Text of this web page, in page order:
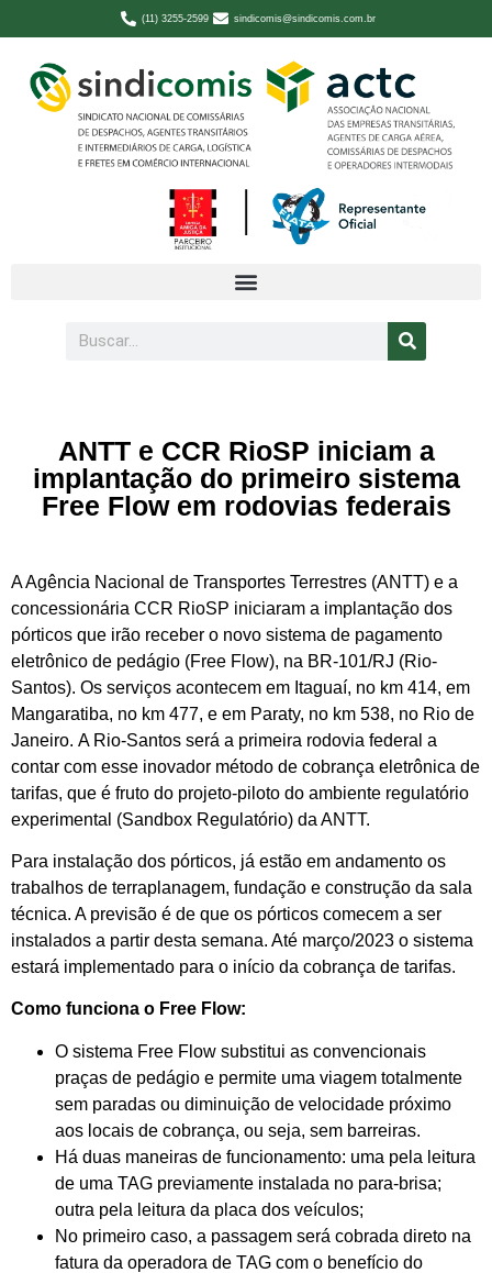
(11) 3255-2599 sindicomis@sindicomis.com.br
ANTT e CCR RioSP iniciam a
implantação do primeiro sistema
Free Flow em rodovias federais
A Agência Nacional de Transportes Terrestres (ANTT) e a
concessionária CCR RioSP iniciaram a implantação dos
pórticos que irão receber o novo sistema de pagamento
eletrônico de pedágio (Free Flow), na BR-101/RJ (Rio-
Santos). Os serviços acontecem em Itaguaí, no km 414, em
Mangaratiba, no km 477, e em Paraty, no km 538, no Rio de
Janeiro. A Rio-Santos será a primeira rodovia federal a
contar com esse inovador método de cobrança eletrônica de
tarifas, que é fruto do projeto-piloto do ambiente regulatório
experimental (Sandbox Regulatório) da ANTT.
Para instalação dos pórticos, já estão em andamento os
trabalhos de terraplanagem, fundação e construção da sala
técnica. A previsão é de que os pórticos comecem a ser
instalados a partir desta semana. Até março/2023 o sistema
estará implementado para o início da cobrança de tarifas.
Como funciona o Free Flow:
O sistema Free Flow substitui as convencionais
praças de pedágio e permite uma viagem totalmente
sem paradas ou diminuição de velocidade próximo
aos locais de cobrança, ou seja, sem barreiras.
Há duas maneiras de funcionamento: uma pela leitura
de uma TAG previamente instalada no para-brisa;
outra pela leitura da placa dos veículos;
No primeiro caso, a passagem será cobrada direto na
fatura da operadora de TAG com o benefício do